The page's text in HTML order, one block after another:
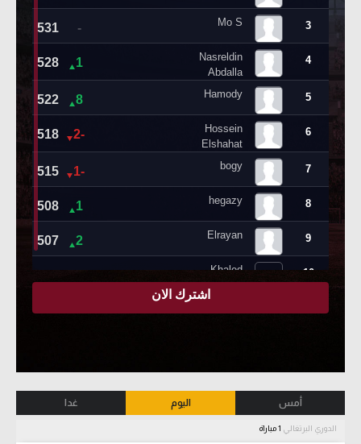
أمس اليوم غدا
الدوري البرتغالي